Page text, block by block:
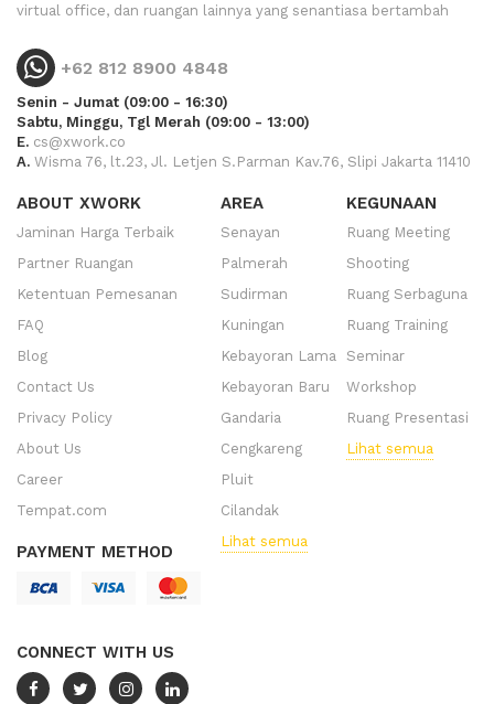
virtual office, dan ruangan lainnya yang senantiasa bertambah
+62 812 8900 4848
Senin - Jumat (09:00 - 16:30)
Sabtu, Minggu, Tgl Merah (09:00 - 13:00)
E. cs@xwork.co
A. Wisma 76, lt.23, Jl. Letjen S.Parman Kav.76, Slipi Jakarta 11410
ABOUT XWORK
Jaminan Harga Terbaik
Partner Ruangan
Ketentuan Pemesanan
FAQ
Blog
Contact Us
Privacy Policy
About Us
Career
Tempat.com
PAYMENT METHOD
CONNECT WITH US
AREA
Senayan
Palmerah
Sudirman
Kuningan
Kebayoran Lama
Kebayoran Baru
Gandaria
Cengkareng
Pluit
Cilandak
Lihat semua
KEGUNAAN
Ruang Meeting
Shooting
Ruang Serbaguna
Ruang Training
Seminar
Workshop
Ruang Presentasi
Lihat semua